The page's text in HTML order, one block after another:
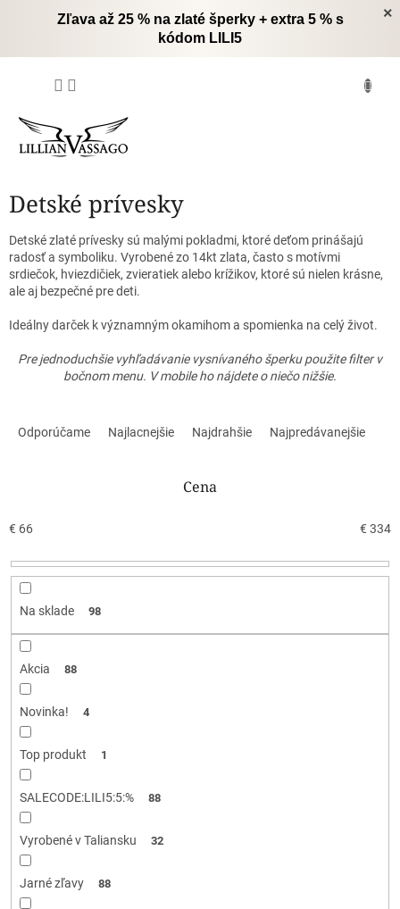
×
Zľava až 25 % na zlaté šperky + extra 5 % s
kódom LILI5
Detské prívesky
Detské zlaté prívesky sú malými pokladmi, ktoré deťom prinášajú
radosť a symboliku. Vyrobené zo 14kt zlata, často s motívmi
srdiečok, hviezdičiek, zvieratiek alebo krížikov, ktoré sú nielen krásne,
ale aj bezpečné pre deti.
Ideálny darček k významným okamihom a spomienka na celý život.
Pre jednoduchšie vyhľadávanie vysnívaného šperku použite filter v
bočnom menu. V mobile ho nájdete o niečo nižšie.
e
r
Odporúčame Najlacnejšie Najdrahšie Najpredávanejšie
Cena
€ 66 € 334
Na sklade 98
Akcia 88
Novinka! 4
Top produkt 1
SALECODE:LILI5:5:% 88
Vyrobené v Taliansku 32
Jarné zľavy 88